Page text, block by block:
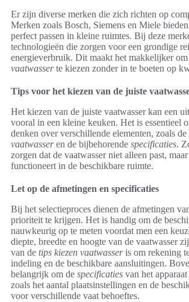
Er zijn diverse merken die zich richten op
Merken zoals Bosch, Siemens en Miele
perfect passen in kleine ruimtes. Bij deze
technologieën die zorgen voor een grondige
energieverbruik. Dit maakt het makkelijker om
vaatwasserte kiezen zonder in te boeten op
Tips voor het kiezen van de juiste
Het kiezen van de juiste vaatwasser kan een
vooral in een kleine keuken. Het is essentieel
denken over verschillende elementen, zoals de
vaatwasseren de bijbehorende specificaties.
zorgen dat de vaatwasser niet alleen past,
functioneert in de beschikbare ruimte.
Let op de afmetingen en specificaties
Bij het selectieproces dienen de afmetingen
prioriteit te krijgen. Het is handig om de
nauwkeurig op te meten voordat men een
diepte, breedte en hoogte van de vaatwasser
van de tips kiezen vaatwasseris om rekening
indeling en de beschikbare aansluitingen.
belangrijk om de specificaties van het
zoals het aantal plaatsinstellingen en de
voor verschillende vaat behoeftes.